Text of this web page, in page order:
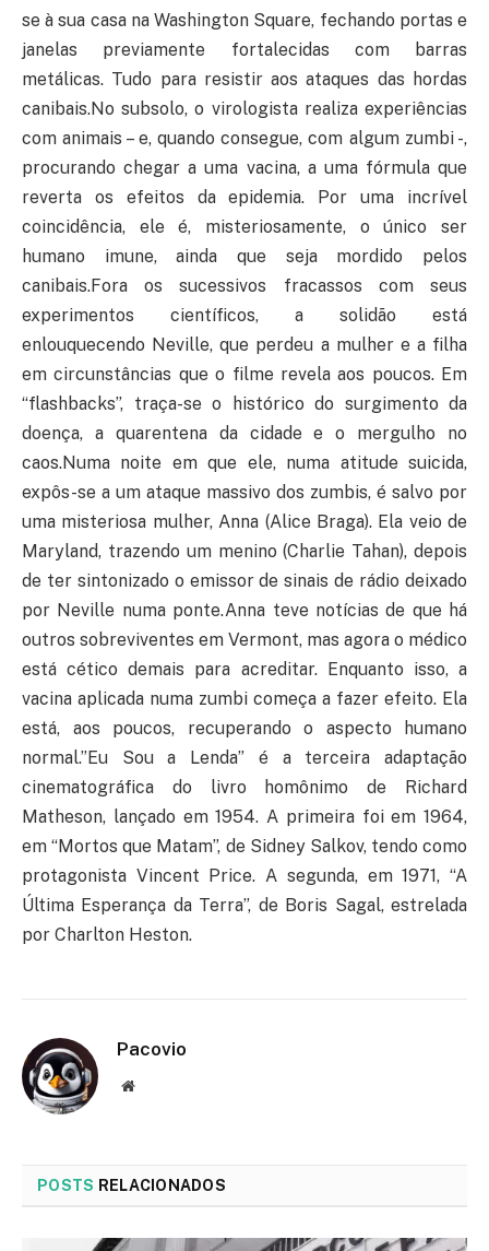
se à sua casa na Washington Square, fechando portas e
janelas previamente fortalecidas com barras
metálicas. Tudo para resistir aos ataques das hordas
canibais.No subsolo, o virologista realiza experiências
com animais – e, quando consegue, com algum zumbi -,
procurando chegar a uma vacina, a uma fórmula que
reverta os efeitos da epidemia. Por uma incrível
coincidência, ele é, misteriosamente, o único ser
humano imune, ainda que seja mordido pelos
canibais.Fora os sucessivos fracassos com seus
experimentos científicos, a solidão está
enlouquecendo Neville, que perdeu a mulher e a filha
em circunstâncias que o filme revela aos poucos. Em
“flashbacks”, traça-se o histórico do surgimento da
doença, a quarentena da cidade e o mergulho no
caos.Numa noite em que ele, numa atitude suicida,
expôs-se a um ataque massivo dos zumbis, é salvo por
uma misteriosa mulher, Anna (Alice Braga). Ela veio de
Maryland, trazendo um menino (Charlie Tahan), depois
de ter sintonizado o emissor de sinais de rádio deixado
por Neville numa ponte.Anna teve notícias de que há
outros sobreviventes em Vermont, mas agora o médico
está cético demais para acreditar. Enquanto isso, a
vacina aplicada numa zumbi começa a fazer efeito. Ela
está, aos poucos, recuperando o aspecto humano
normal.”Eu Sou a Lenda” é a terceira adaptação
cinematográfica do livro homônimo de Richard
Matheson, lançado em 1954. A primeira foi em 1964,
em “Mortos que Matam”, de Sidney Salkov, tendo como
protagonista Vincent Price. A segunda, em 1971, “A
Última Esperança da Terra”, de Boris Sagal, estrelada
por Charlton Heston.
Pacovio
Website
POSTS RELACIONADOS